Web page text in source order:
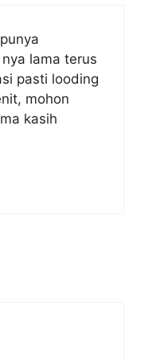
lama terus
pasti looding
mohon
kasih